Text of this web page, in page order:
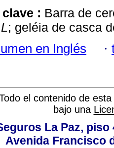
: Barra de
; geléia de casca
en Inglés ·
el contenido de
bajo una
La Paz,
Avenida Francisco